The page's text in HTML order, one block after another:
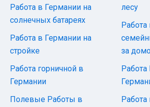
Работа в Германии на
солнечных батареях
Работа в Германии на
стройке
Работа горничной в
Германии
Полевые Работы в
лесу
за